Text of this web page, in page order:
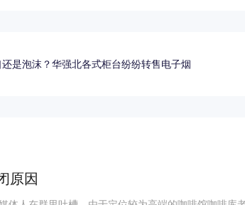
还是泡沫？华强北各式柜台纷纷转售电子烟
原因